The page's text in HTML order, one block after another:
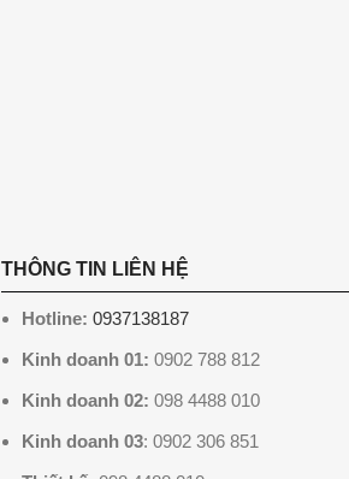
THÔNG TIN LIÊN HỆ
Hotline: 0937138187
Kinh doanh 01: 0902 788 812
Kinh doanh 02: 098 4488 010
Kinh doanh 03: 0902 306 851